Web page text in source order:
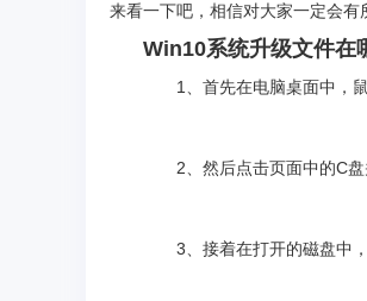
来看一下吧，相信对大家一定会有
Win10系统升级文件在
1、首先在电脑桌面中，鼠
2、然后点击页面中的C盘
3、接着在打开的磁盘中，